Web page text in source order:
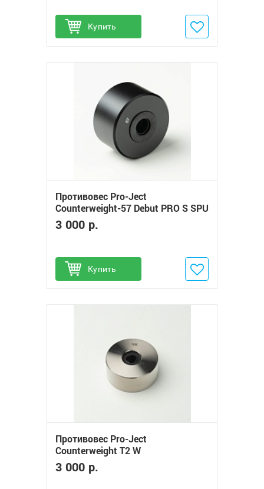
Купить
Добавить в избранное
Противовес Pro-Ject
Сounterweight-57 Debut PRO S SPU
(228g)
3 000 р.
Купить
Добавить в избранное
Противовес Pro-Ject
Сounterweight T2 W
3 000 р.